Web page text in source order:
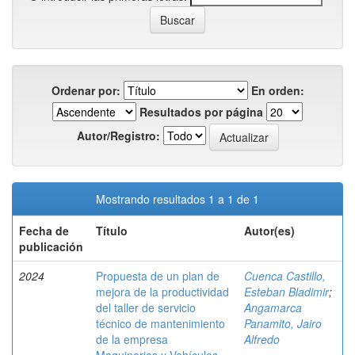
Ordenar por:
En orden:
Resultados por página
Autor/Registro:
Mostrando resultados 1 a 1 de 1
Fecha de
publicación
Título Autor(es)
2024
Propuesta de un plan de
mejora de la productividad
del taller de servicio
técnico de mantenimiento
de la empresa
Cuenca Castillo,
Esteban Bladimir;
Angamarca
Panamito, Jairo
Alfredo